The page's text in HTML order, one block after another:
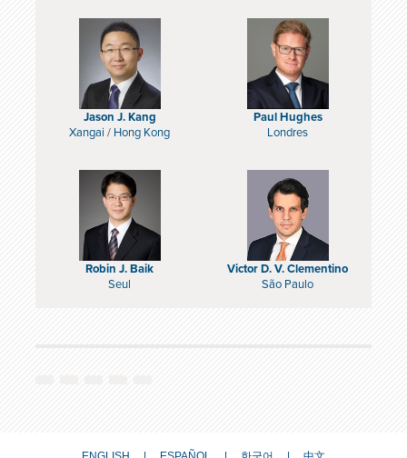
Jason J. Kang
Xangai / Hong Kong
Paul Hughes
Londres
Robin J. Baik
Seul
Victor D. V. Clementino
São Paulo